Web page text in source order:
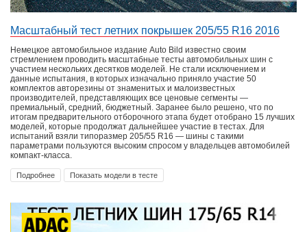
Масштабный тест летних покрышек 205/55 R16 2016
Немецкое автомобильное издание Auto Bild известно своим
стремлением проводить масштабные тесты автомобильных шин с
участием нескольких десятков моделей. Не стали исключением и
данные испытания, в которых изначально приняло участие 50
комплектов авторезины от знаменитых и малоизвестных
производителей, представляющих все ценовые сегменты —
премиальный, средний, бюджетный. Заранее было решено, что по
итогам предварительного отборочного этапа будет отобрано 15 лучших
моделей, которые продолжат дальнейшее участие в тестах. Для
испытаний взяли типоразмер 205/55 R16 — шины с такими
параметрами пользуются высоким спросом у владельцев автомобилей
компакт-класса.
Подробнее Показать модели в тесте